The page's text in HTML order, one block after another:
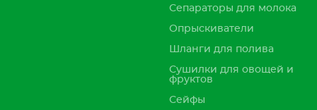
Сепараторы для молока
Опрыскиватели
Шланги для полива
Сушилки для овощей и
фруктов
Сейфы